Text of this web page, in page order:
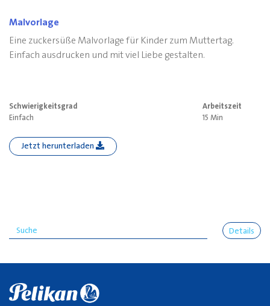
Malvorlage
Eine zuckersüße Malvorlage für Kinder zum Muttertag.
Einfach ausdrucken und mit viel Liebe gestalten.
Schwierigkeitsgrad
Einfach
Arbeitszeit
15 Min
Jetzt herunterladen
Details